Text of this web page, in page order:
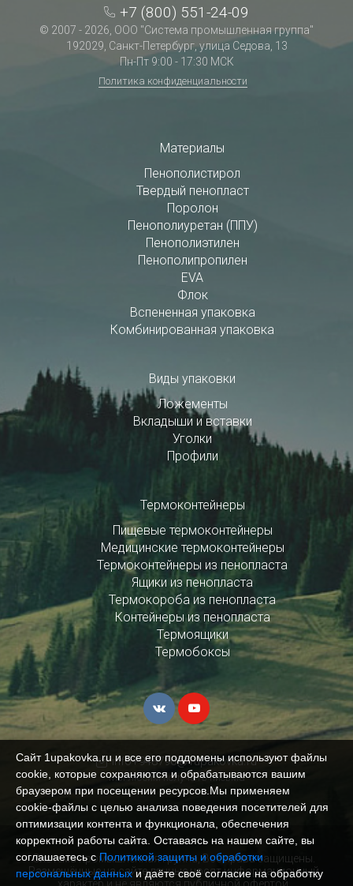
+7 (800) 551-24-09
© 2007 - 2026, ООО "Система промышленная группа"
192029, Санкт-Петербург, улица Седова, 13
Пн-Пт 9:00 - 17:30 МСК
Политика конфиденциальности
Материалы
Пенополистирол
Твердый пенопласт
Поролон
Пенополиуретан (ППУ)
Пенополиэтилен
Пенополипропилен
EVA
Флок
Вспененная упаковка
Комбинированная упаковка
Виды упаковки
Ложементы
Вкладыши и вставки
Уголки
Профили
Термоконтейнеры
Пищевые термоконтейнеры
Медицинские термоконтейнеры
Термоконтейнеры из пенопласта
Ящики из пенопласта
Термокороба из пенопласта
Контейнеры из пенопласта
Термоящики
Термобоксы
info+948796@1upakovka.ru
Мы любим получать письма
Система промышленная группа, Все права защищены.
Размещённые на сайте данные носят информационный
Сайт 1upakovka.ru и все его поддомены используют файлы
cookie, которые сохраняются и обрабатываются вашим
браузером при посещении ресурсов.Мы применяем
cookie‑файлы с целью анализа поведения посетителей для
оптимизации контента и функционала, обеспечения
корректной работы сайта. Оставаясь на нашем сайте, вы
соглашаетесь сПолитикой защиты и обработки
персональных данныхи даёте своё согласие на обработку